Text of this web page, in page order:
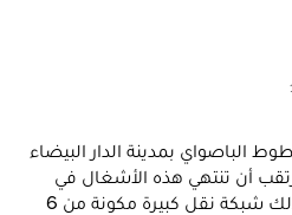
بمدينة الدار البيضاء
من المرتقب أن تنتهي هذه الأشغال في
منتصف سنة 2023، لتوفر بذلك شبكة نقل كبيرة مكونة من 6